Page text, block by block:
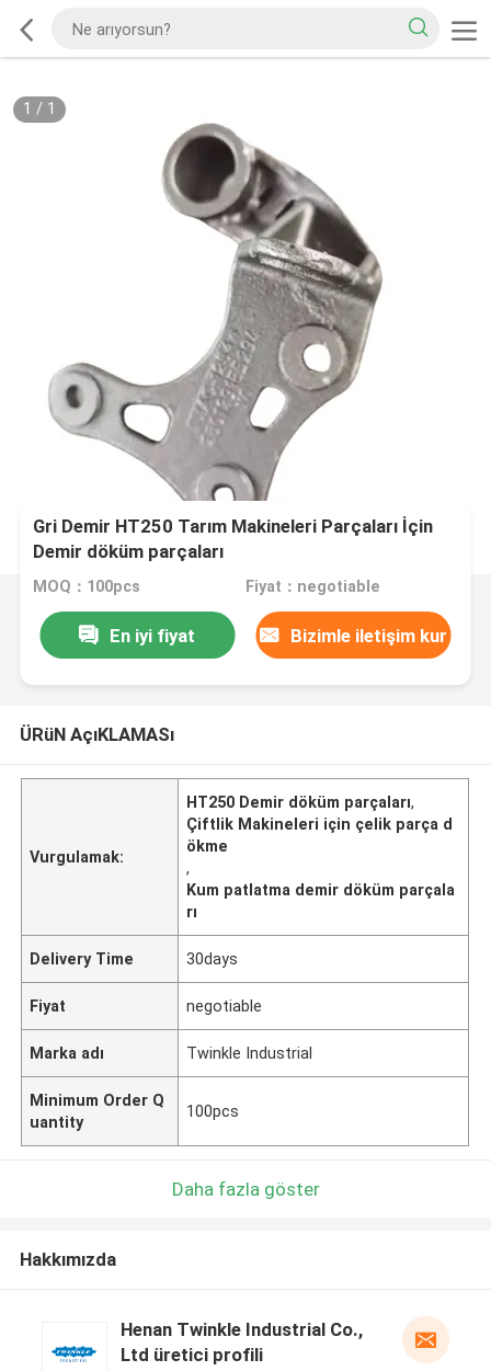
1 / 1
Gri Demir HT250 Tarım Makineleri Parçaları İçin
Demir döküm parçaları
MOQ：100pcs Fiyat：negotiable
En iyi fiyat Bizimle iletişim kur
ÜRüN AçıKLAMASı
Vurgulamak:
HT250 Demir döküm parçaları,
Çiftlik Makineleri için çelik parça d
ökme
,
Kum patlatma demir döküm parçala
rı
Delivery Time 30days
Fiyat negotiable
Marka adı Twinkle Industrial
Minimum Order Q
uantity
100pcs
Daha fazla göster
Hakkımızda
Henan Twinkle Industrial Co.,
Ltd üretici profili